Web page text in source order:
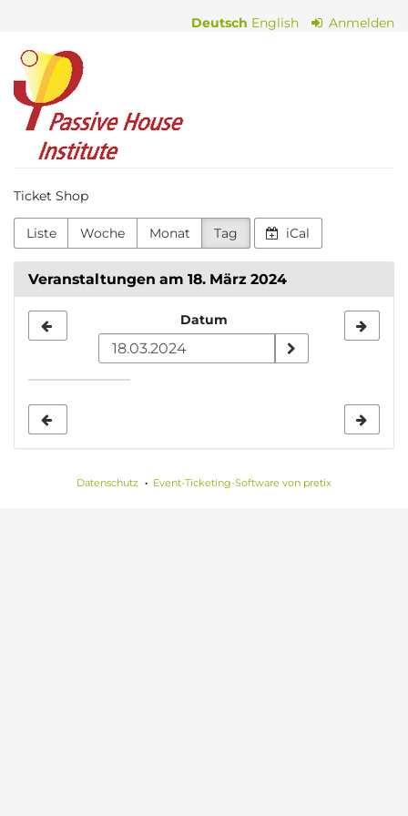
Inhalt
springen
Deutsch English Anmelden
Passive
House
Institute
Ticket Shop
Liste Woche Monat Tag iCal
Veranstaltungen am 18. März 2024
zur
Anzeige
Datum
Datenschutz Event-Ticketing-Software von pretix